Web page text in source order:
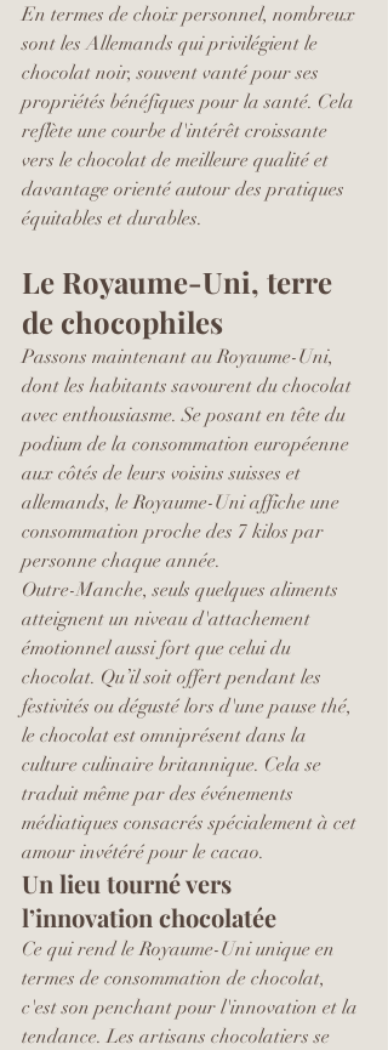
En termes de choix personnel, nombreux
sont les Allemands qui privilégient le
chocolat noir, souvent vanté pour ses
propriétés bénéfiques pour la santé. Cela
reflète une courbe d'intérêt croissante
vers le chocolat de meilleure qualité et
davantage orienté autour des pratiques
équitables et durables.
Le Royaume-Uni, terre
de chocophiles
Passons maintenant au Royaume-Uni,
dont les habitants savourent du chocolat
avec enthousiasme. Se posant en tête du
podium de la consommation européenne
aux côtés de leurs voisins suisses et
allemands, le Royaume-Uni affiche une
consommation proche des 7 kilos par
personne chaque année.
Outre-Manche, seuls quelques aliments
atteignent un niveau d'attachement
émotionnel aussi fort que celui du
chocolat. Qu’il soit offert pendant les
festivités ou dégusté lors d'une pause thé,
le chocolat est omniprésent dans la
culture culinaire britannique. Cela se
traduit même par des événements
médiatiques consacrés spécialement à cet
amour invétéré pour le cacao.
Un lieu tourné vers
l’innovation chocolatée
Ce qui rend le Royaume-Uni unique en
termes de consommation de chocolat,
c'est son penchant pour l'innovation et la
tendance. Les artisans chocolatiers se